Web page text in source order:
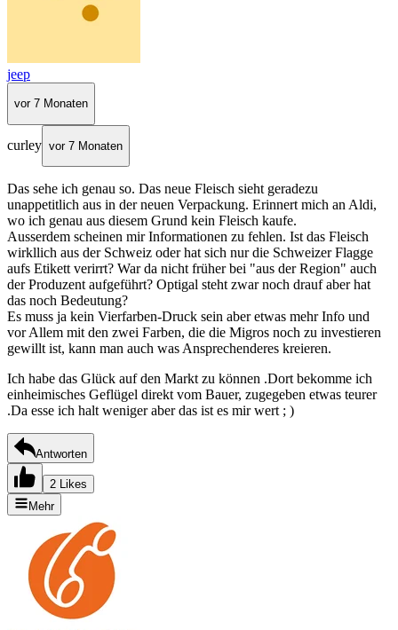
jeep
vor 7 Monaten
curley vor 7 Monaten
Das sehe ich genau so. Das neue Fleisch sieht geradezu
unappetitlich aus in der neuen Verpackung. Erinnert mich an Aldi,
wo ich genau aus diesem Grund kein Fleisch kaufe.
Ausserdem scheinen mir Informationen zu fehlen. Ist das Fleisch
wirkllich aus der Schweiz oder hat sich nur die Schweizer Flagge
aufs Etikett verirrt? War da nicht früher bei "aus der Region" auch
der Produzent aufgeführt? Optigal steht zwar noch drauf aber hat
das noch Bedeutung?
Es muss ja kein Vierfarben-Druck sein aber etwas mehr Info und
vor Allem mit den zwei Farben, die die Migros noch zu investieren
gewillt ist, kann man auch was Ansprechenderes kreieren.
Ich habe das Glück auf den Markt zu können .Dort bekomme ich
einheimisches Geflügel direkt vom Bauer, zugegeben etwas teurer
.Da esse ich halt weniger aber das ist es mir wert ; )
Antworten
2 Likes
Mehr